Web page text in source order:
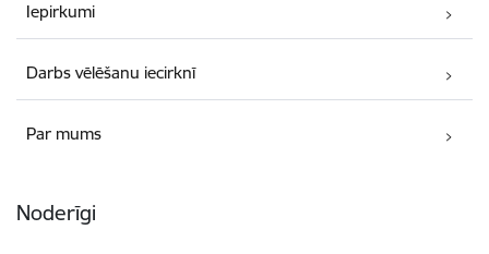
Iepirkumi
Darbs vēlēšanu iecirknī
Par mums
Noderīgi